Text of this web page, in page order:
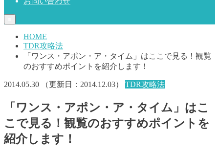
HOME
TDR攻略法
「ワンス・アポン・ア・タイム」はここで見る！観覧
のおすすめポイントを紹介します！
2014.05.30 （更新日： 2014.12.03） TDR攻略法
「ワンス・アポン・ア・タイム」はこ
こで見る！観覧のおすすめポイントを
紹介します！